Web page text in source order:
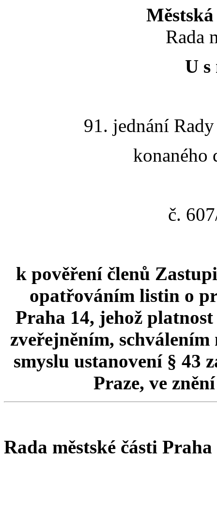
Rada
U s
91. jednání
konaného
č.
k pověření členů
opatřováním listin o
Praha 14, jehož
zveřejněním, schválením
smyslu ustanovení § 43
Praze, ve
Rada městské části Praha